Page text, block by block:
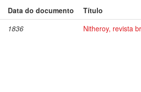
Data do documento Título
1836
Nitheroy, revista